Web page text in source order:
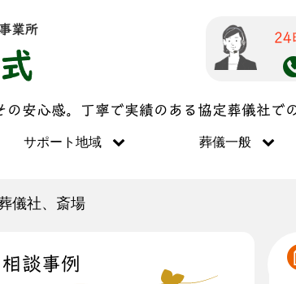
24
安心感。丁寧で実績のある協定葬儀社で
サポート地域 葬儀一般
儀社、斎場
談事例